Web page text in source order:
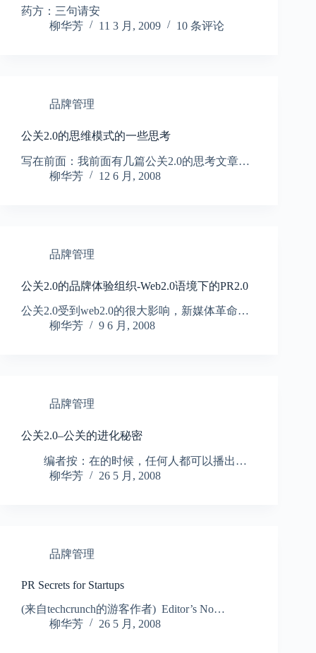
药方：三句请安
柳华芳
11 3 月, 2009 10 条评论
品牌管理
公关2.0的思维模式的一些思考
写在前面：我前面有几篇公关2.0的思考文章…
柳华芳
12 6 月, 2008
品牌管理
公关2.0的品牌体验组织-Web2.0语境下的PR2.0
公关2.0受到web2.0的很大影响，新媒体革命…
柳华芳
9 6 月, 2008
品牌管理
公关2.0–公关的进化秘密
编者按：在的时候，任何人都可以播出…
柳华芳
26 5 月, 2008
品牌管理
PR Secrets for Startups
(来自techcrunch的游客作者) Editor’s No…
柳华芳
26 5 月, 2008